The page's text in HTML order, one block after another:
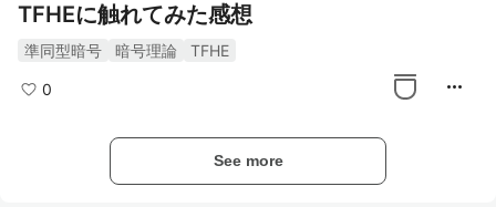
TFHEに触れてみた感想
準同型暗号 暗号理論 TFHE
0 more_horiz
See more